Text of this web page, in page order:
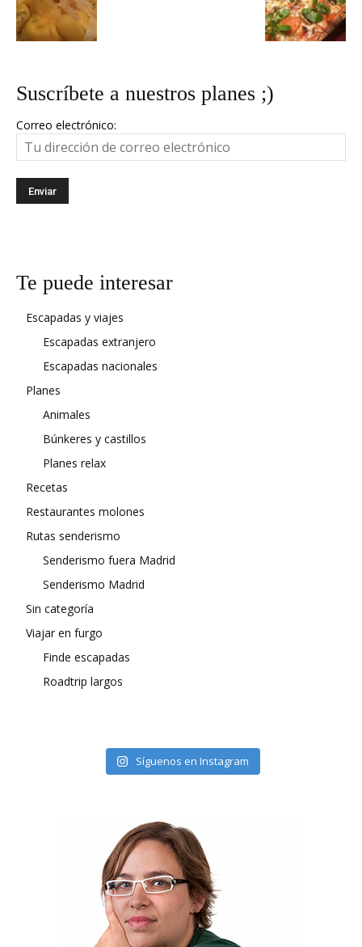
Suscríbete a nuestros planes ;)
Correo electrónico:
Te puede interesar
Escapadas y viajes
Escapadas extranjero
Escapadas nacionales
Planes
Animales
Búnkeres y castillos
Planes relax
Recetas
Restaurantes molones
Rutas senderismo
Senderismo fuera Madrid
Senderismo Madrid
Sin categoría
Viajar en furgo
Finde escapadas
Roadtrip largos
Síguenos en Instagram